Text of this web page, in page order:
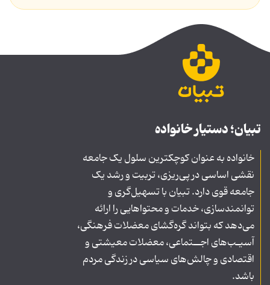
تبیان؛ دستیار خانواده
خانواده به عنوان کوچکترین سلول یک جامعه
نقشی اساسی در پی‌ریزی، تربیت و رشد یک
جامعه قوی دارد. تبیان با تسهیل‌گری و
توانمندسازی، خدمات و محتواهایی را ارائه
می‌دهد که بتواند گره‌گشای معضلات فرهنگی،
آسیـب‌های اجــتماعی، معضلات معیشتی و
اقتصادی و چالش‌های سیاسی در زندگی مردم
باشد.